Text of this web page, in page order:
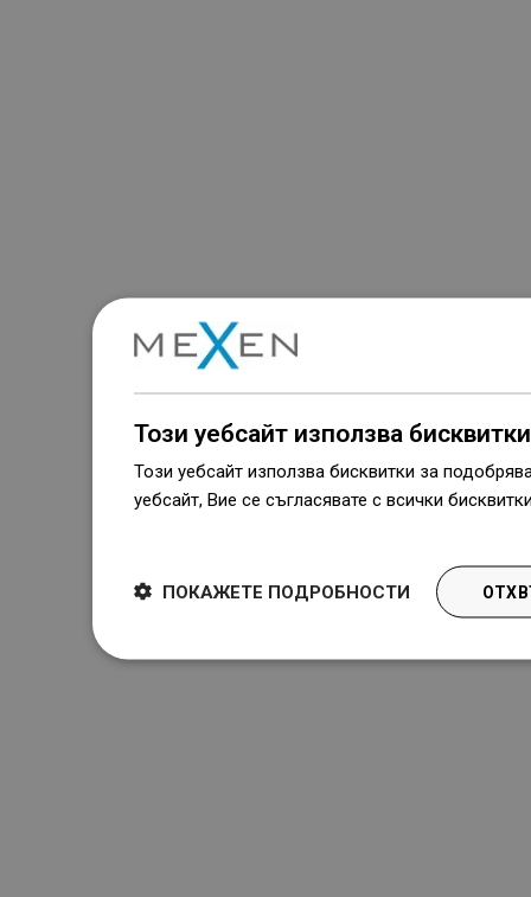
Този уебсайт използва бисквитки
Този уебсайт използва бисквитки за
уебсайт, Вие се съгласявате с всички
ПОКАЖЕТЕ ПОДРОБНОСТИ